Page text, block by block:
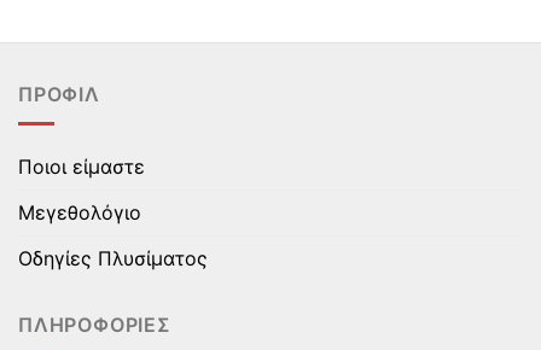
έχει
παραλλαγές.
Οι
μπορούν
επιλεγούν
στη
σελίδα
προϊόντος
έχει
ΠΡΟΦΊΛ
Ποιοι είμαστε
Μεγεθολόγιο
Οδηγίες Πλυσίματος
ΠΛΗΡΟΦΟΡΊΕΣ